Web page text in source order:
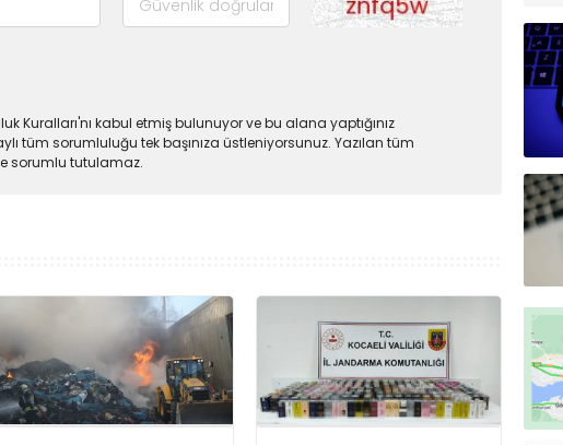
Kuralları'nı kabul etmiş bulunuyor ve bu alana yaptığınız
tüm sorumluluğu tek başınıza üstleniyorsunuz. Yazılan tüm
sorumlu tutulamaz.